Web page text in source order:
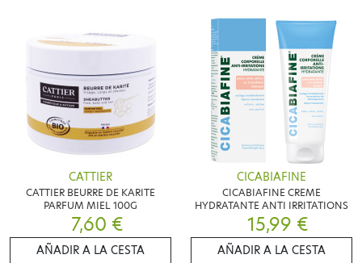
CATTIER
CATTIER BEURRE DE KARITE
PARFUM MIEL 100G
7,60 €
AÑADIR A LA CESTA
CICABIAFINE
CICABIAFINE CREME
HYDRATANTE ANTI IRRITATIONS
15,99 €
AÑADIR A LA CESTA